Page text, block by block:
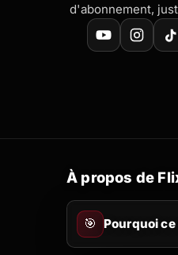
d'abonnement,
À propos de
🎯 Pourquoi